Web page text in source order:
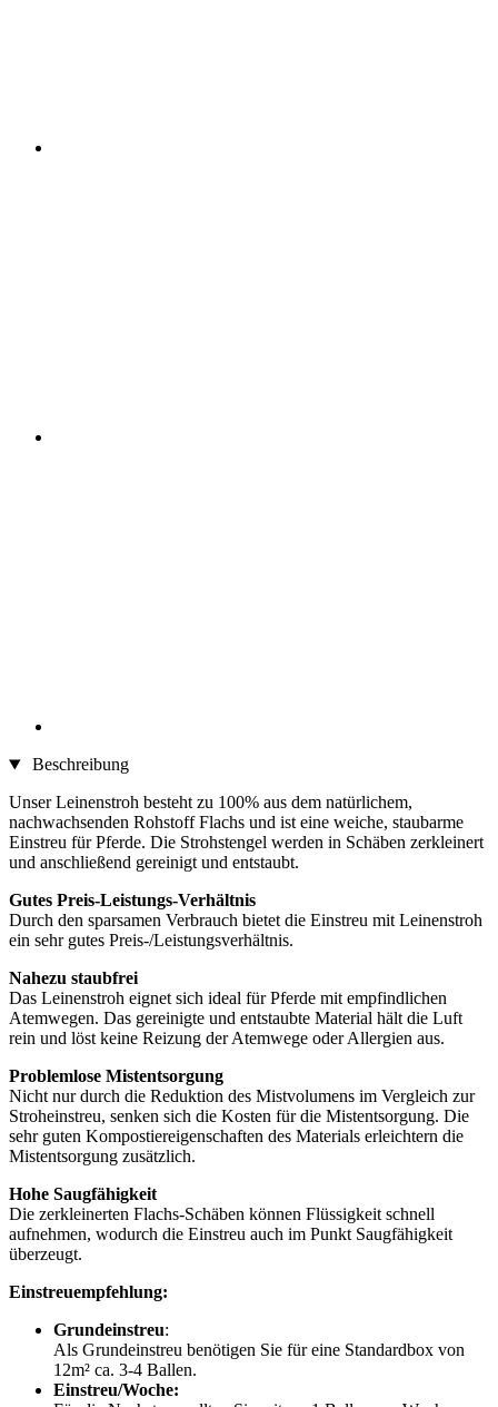
Beschreibung
Unser Leinenstroh besteht zu 100% aus dem natürlichem,
nachwachsenden Rohstoff Flachs und ist eine weiche, staubarme
Einstreu für Pferde. Die Strohstengel werden in Schäben zerkleinert
und anschließend gereinigt und entstaubt.
Gutes Preis-Leistungs-Verhältnis
Durch den sparsamen Verbrauch bietet die Einstreu mit Leinenstroh
ein sehr gutes Preis-/Leistungsverhältnis.
Nahezu staubfrei
Das Leinenstroh eignet sich ideal für Pferde mit empfindlichen
Atemwegen. Das gereinigte und entstaubte Material hält die Luft
rein und löst keine Reizung der Atemwege oder Allergien aus.
Problemlose Mistentsorgung
Nicht nur durch die Reduktion des Mistvolumens im Vergleich zur
Stroheinstreu, senken sich die Kosten für die Mistentsorgung. Die
sehr guten Kompostiereigenschaften des Materials erleichtern die
Mistentsorgung zusätzlich.
Hohe Saugfähigkeit
Die zerkleinerten Flachs-Schäben können Flüssigkeit schnell
aufnehmen, wodurch die Einstreu auch im Punkt Saugfähigkeit
überzeugt.
Einstreuempfehlung:
Grundeinstreu:
Als Grundeinstreu benötigen Sie für eine Standardbox von
12m² ca. 3-4 Ballen.
Einstreu/Woche: